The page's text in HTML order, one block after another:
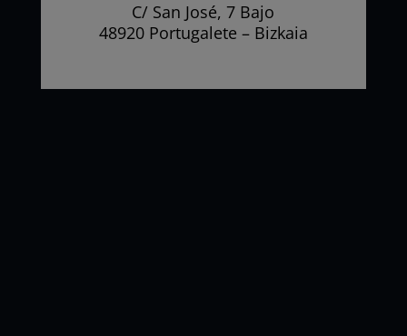
C/ San José, 7 Bajo
48920 Portugalete – Bizkaia